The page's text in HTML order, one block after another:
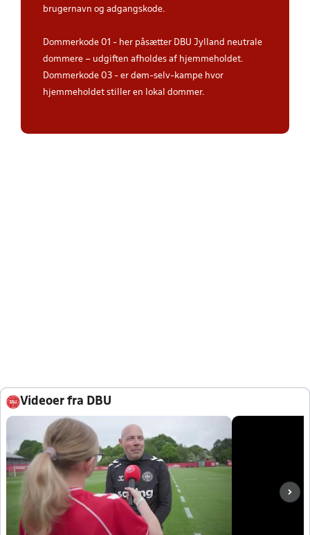
brugernavn og adgangskode.
Dommerkode 01 - her påsætter DBU Jylland neutrale
dommere – udgiften afholdes af hjemmeholdet.
Dommerkode 03 - er døm-selv-kampe hvor
hjemmeholdet stiller en lokal dommer.
Videoer fra DBU